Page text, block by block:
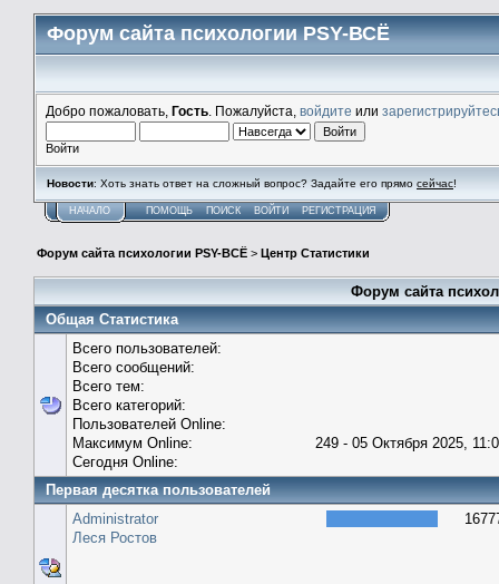
Форум сайта психологии PSY-ВСЁ
Добро пожаловать, Гость . Пожалуйста, войдите или
Войти
Новости: Хоть знать ответ на сложный вопрос? Задайте его прямо сейчас!
НАЧАЛО ПОМОЩЬ ПОИСК ВОЙТИ РЕГИСТРАЦИЯ
Форум сайта психологии PSY-ВСЁ > Центр Статистики
Форум сайта
Общая Статистика
Всего пользователей:
Всего сообщений:
Всего тем:
Всего категорий:
Пользователей Online:
Максимум Online:
249 - 05 Октября 2025,
Сегодня Online:
Первая десятка пользователей
Administrator
Леся Ростов